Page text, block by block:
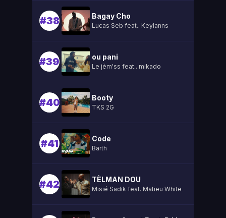
#38 Bagay Cho
Lucas Seb feat.. Keylanns
#39 ou pani
Le jèm'ss feat.. mikado
#40 Booty
TKS 2G
#41 Code
Barth
#42 TÈLMAN DOU
Misié Sadik feat. Matieu White